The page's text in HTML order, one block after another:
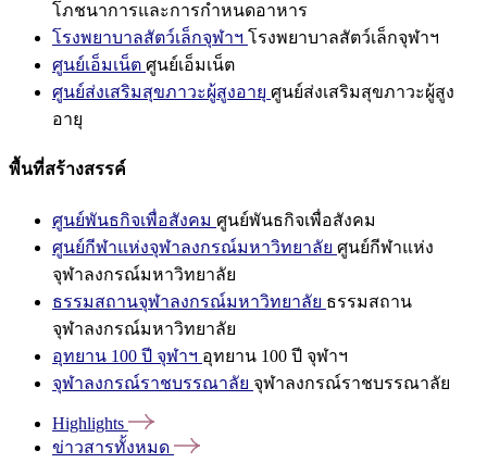
โภชนาการและการกำหนดอาหาร
โรงพยาบาลสัตว์เล็กจุฬาฯ โรงพยาบาลสัตว์เล็กจุฬาฯ
ศูนย์เอ็มเน็ต ศูนย์เอ็มเน็ต
ศูนย์ส่งเสริมสุขภาวะผู้สูงอายุ ศูนย์ส่งเสริมสุขภาวะผู้สูง
อายุ
พื้นที่สร้างสรรค์
ศูนย์พันธกิจเพื่อสังคม ศูนย์พันธกิจเพื่อสังคม
ศูนย์กีฬาแห่งจุฬาลงกรณ์มหาวิทยาลัย ศูนย์กีฬาแห่ง
จุฬาลงกรณ์มหาวิทยาลัย
ธรรมสถานจุฬาลงกรณ์มหาวิทยาลัย ธรรมสถาน
จุฬาลงกรณ์มหาวิทยาลัย
อุทยาน 100 ปี จุฬาฯ อุทยาน 100 ปี จุฬาฯ
จุฬาลงกรณ์ราชบรรณาลัย จุฬาลงกรณ์ราชบรรณาลัย
Highlights
ข่าวสารทั้งหมด